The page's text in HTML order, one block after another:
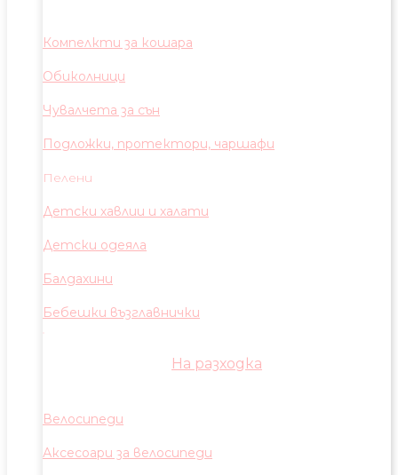
Компелкти за кошара
Обиколници
Чувалчета за сън
Подложки, протектори, чаршафи
Пелени
Детски хавлии и халати
Детски одеяла
Балдахини
Бебешки възглавнички
На разходка
Велосипеди
Аксесоари за велосипеди